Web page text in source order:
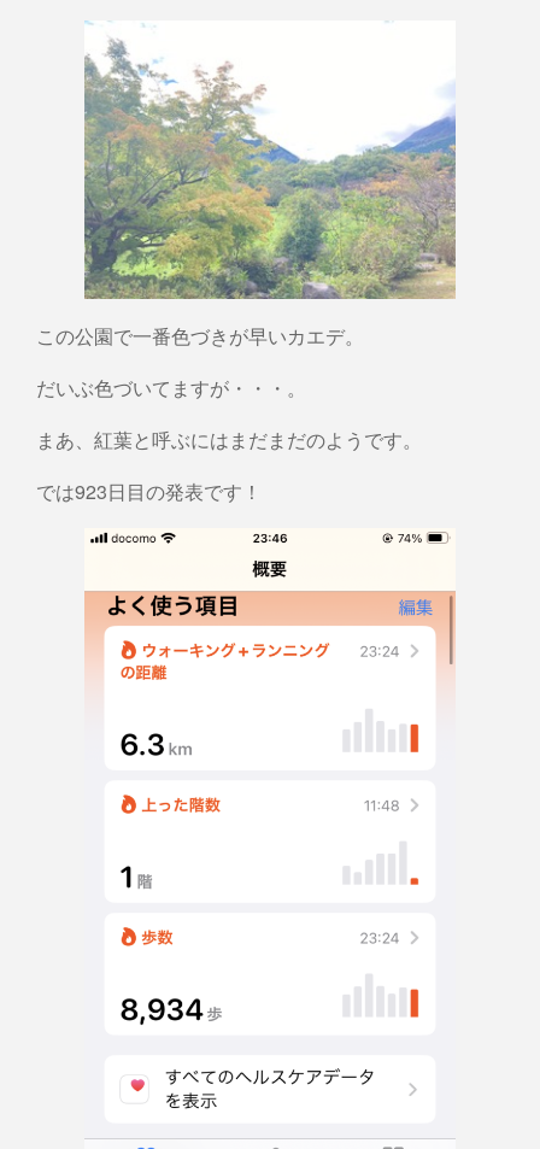
この公園で一番色づきが早いカエデ。
だいぶ色づいてますが・・・。
まあ、紅葉と呼ぶにはまだまだのようです。
では923日目の発表です！